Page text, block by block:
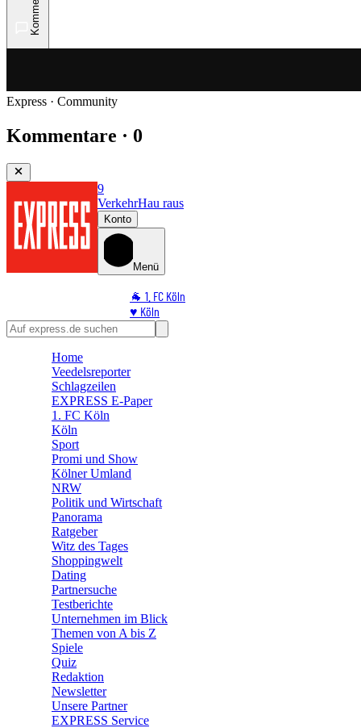
Express · Community
Kommentare · 0
9
VerkehrHau raus
Konto
Menü
🐐 1. FC Köln
♥️ Köln
⭐ Promi
🛒 Shoppingwelt
Home
Veedelsreporter
Schlagzeilen
EXPRESS E-Paper
1. FC Köln
Köln
Sport
Promi und Show
Kölner Umland
NRW
Politik und Wirtschaft
Panorama
Ratgeber
Witz des Tages
Shoppingwelt
Dating
Partnersuche
Testberichte
Unternehmen im Blick
Themen von A bis Z
Spiele
Quiz
Redaktion
Newsletter
Unsere Partner
EXPRESS Service